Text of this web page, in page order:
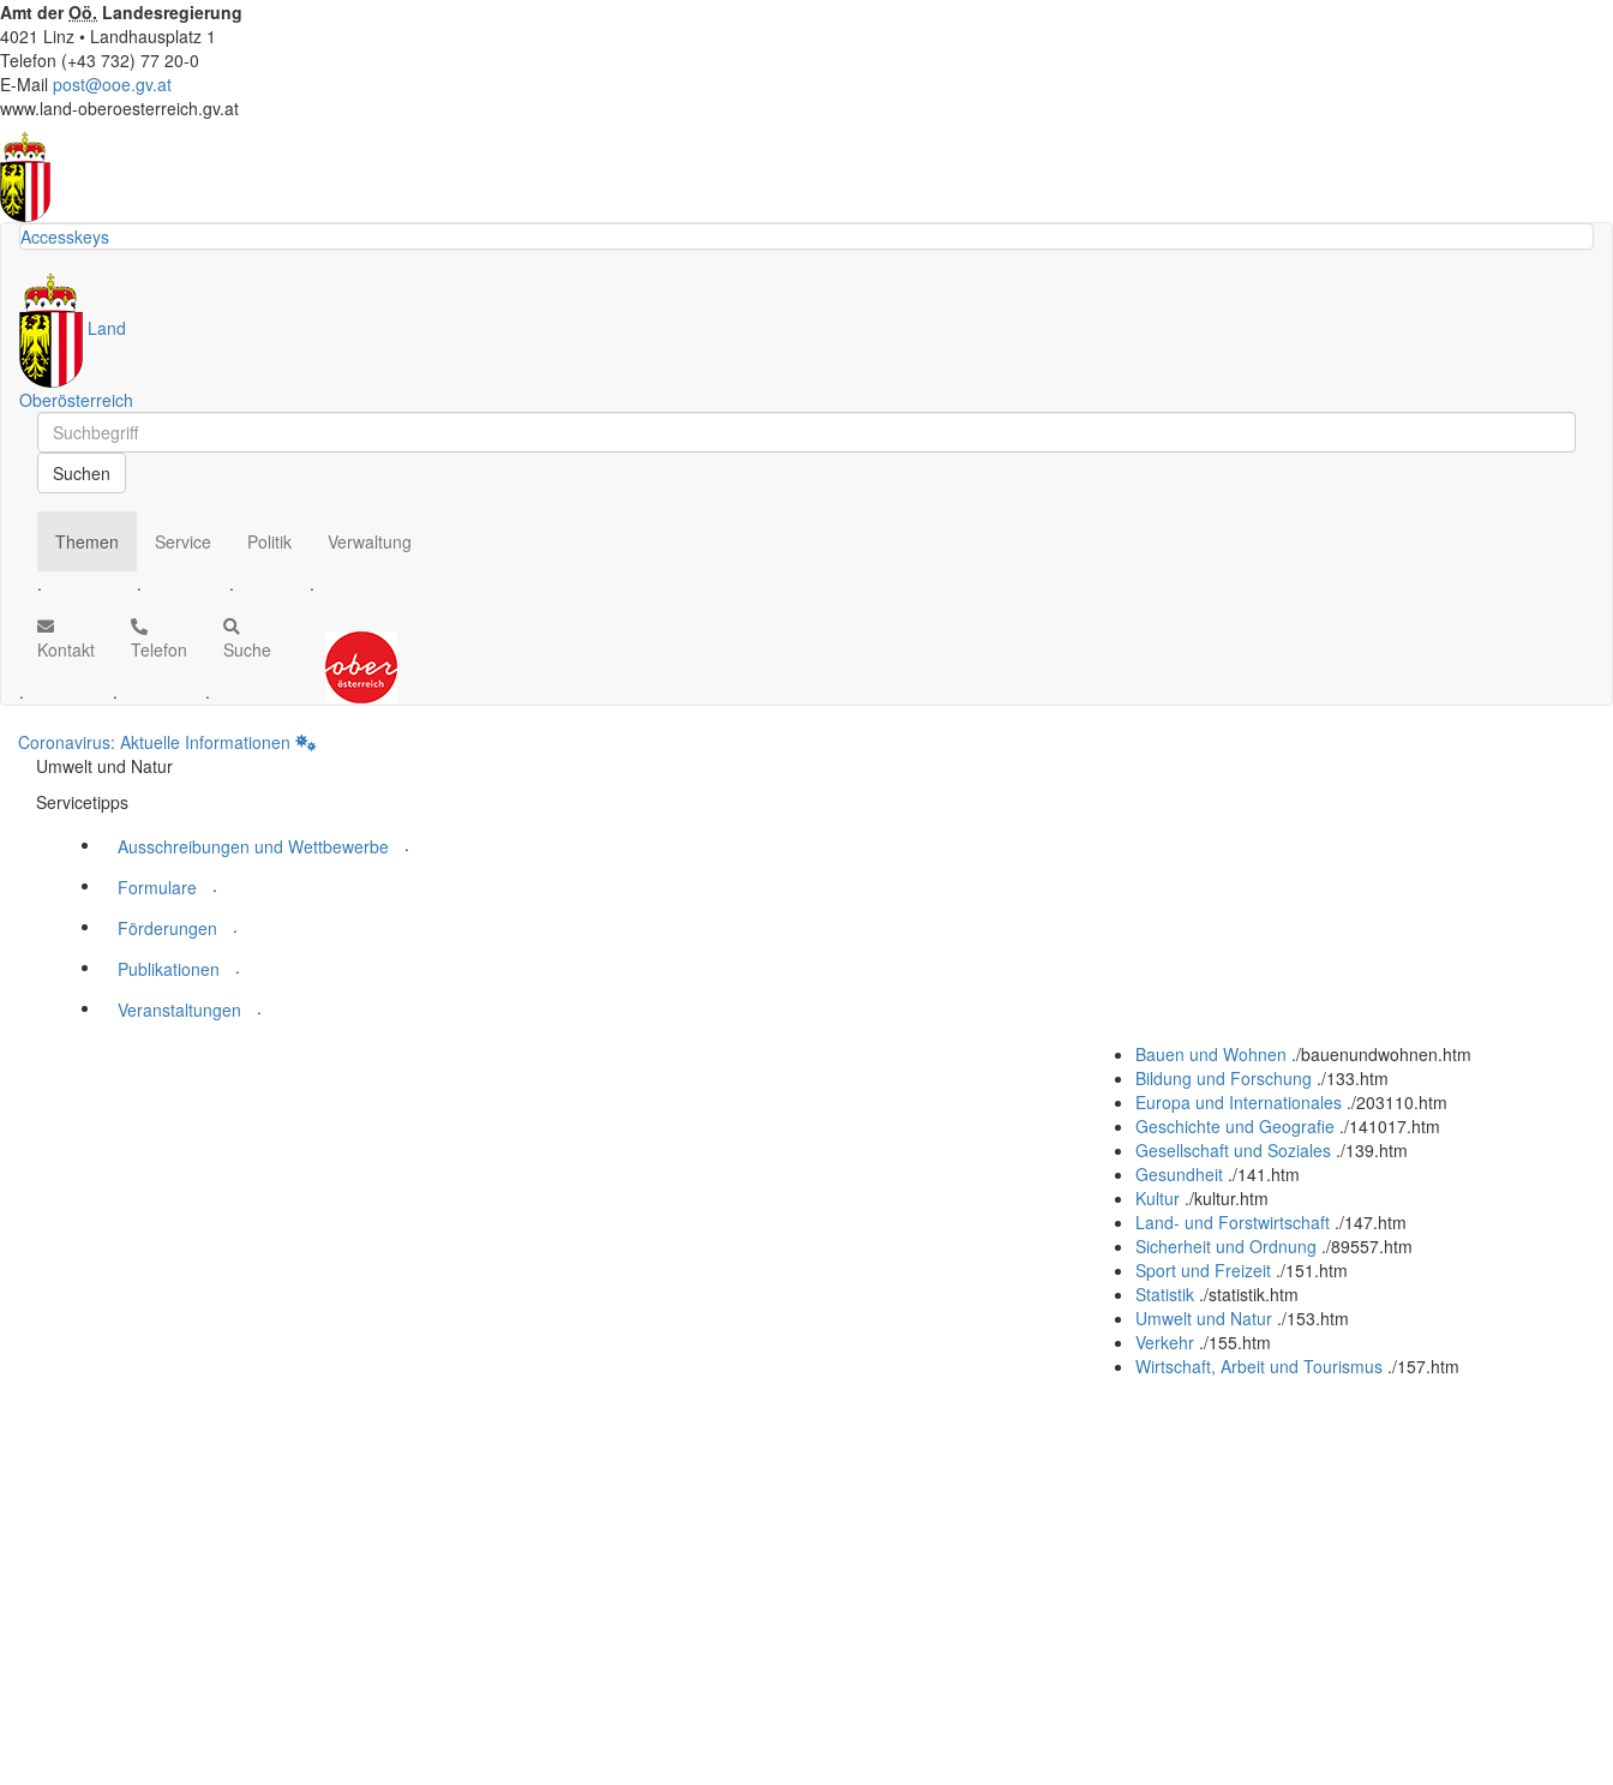
Amt derOö. Landesregierung
4021 Linz • Landhausplatz 1
Telefon (+43 732) 77 20-0
E-Mail post@ooe.gv.at
www.land-oberoesterreich.gv.at
Accesskeys
Land
Oberösterreich
Schnellsuche
Schnellsuche
Suchen
Themen
.
Service
.
Politik
.
Verwaltung
.
Kontakt
.
Telefon
.
Suche
.
Coronavirus: Aktuelle Informationen
Umwelt und Natur
Servicetipps
Ausschreibungen und Wettbewerbe
.
Formulare
.
Förderungen
.
Publikationen
.
Veranstaltungen
.
Bauen und Wohnen ./bauenundwohnen.htm
Bildung und Forschung ./133.htm
Europa und Internationales ./203110.htm
Geschichte und Geografie ./141017.htm
Gesellschaft und Soziales ./139.htm
Gesundheit ./141.htm
Kultur ./kultur.htm
Land- und Forstwirtschaft ./147.htm
Sicherheit und Ordnung ./89557.htm
Sport und Freizeit ./151.htm
Statistik ./statistik.htm
Umwelt und Natur ./153.htm
Verkehr ./155.htm
Wirtschaft, Arbeit und Tourismus ./157.htm